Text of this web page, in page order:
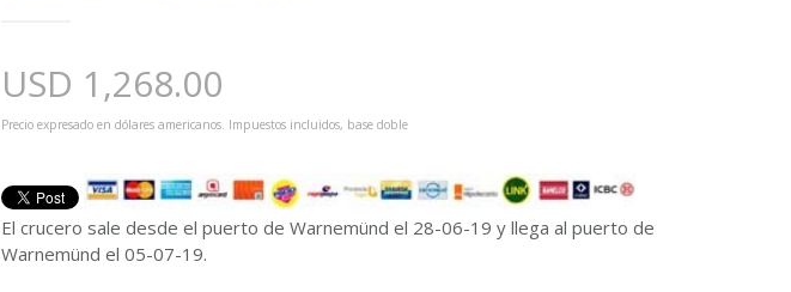
USD 1,268.00
Precio expresado en dólares americanos. Impuestos incluidos, base doble
El crucero sale desde el puerto de Warnemünd el 28-06-19 y llega al puerto de
Warnemünd el 05-07-19.